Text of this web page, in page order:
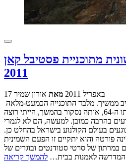
מתוכניית פסטיבל קאן
2011
17 באפריל 2011 מאת אורון שמיר
של פסטיבל קאן במהדורתו ה-64, אותה נסקור בהמשך, הייתי רוצה
בהרבה כמובן. למעשה, הם לא לגמרי
בעולם הקולנוע בישראל בהחלט כן.
פורטה והוא יתקיים זו הפעם השמינית
של סרטי סטודנטים ובוגרים של
המדרשה לאמנות בבית… להמשך קריאה